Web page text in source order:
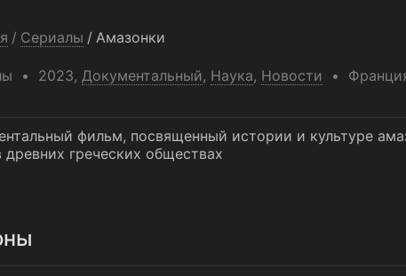
/ Сериалы / Амазонки
2023, Документальный, Наука, Новости
фильм, посвященный истории и культуре
греческих обществах